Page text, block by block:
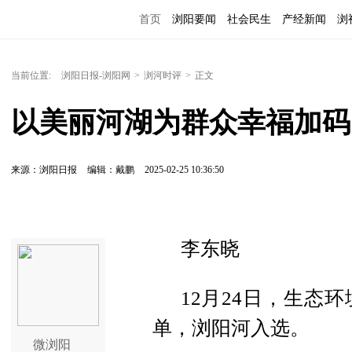
首页 浏阳要闻 社会民生 产经新闻 浏
当前位置: 浏阳日报-浏阳网 > 浏河时评 > 正文
以美丽河湖为群众幸福加码
来源：浏阳日报 编辑：戴鹏 2025-02-25 10:36:50
微浏阳
李东晓
12月24日，生态
单，浏阳河入选。